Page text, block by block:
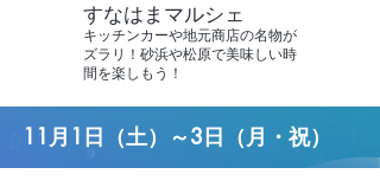
すなはまマルシェ
キッチンカーや地元商店の名物が
ズラリ！砂浜や松原で美味しい時
間を楽しもう！
11月1日（土）～3日（月・祝）